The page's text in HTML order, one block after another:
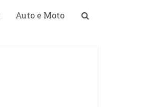
Auto e Moto